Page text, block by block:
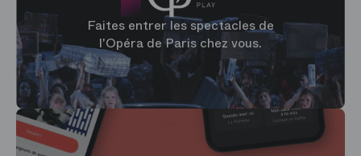
Faites entrer les spectacles de
l'Opéra de Paris chez vous.